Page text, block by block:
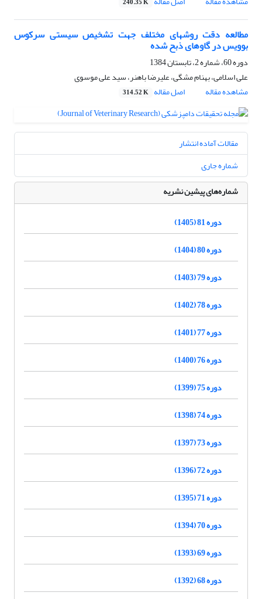
240.35 K
مطالعه دقت روشهای مختلف جهت تشخیص سیستی سرکوس
بوویس در گاوهای ذبح شده
دوره 60، شماره 2، تابستان 1384
علی اسلامی، بهنام مشگی، علیرضا باهنر، سید علی موسوی
مشاهده مقاله
اصل مقاله 314.52 K
مقالات آماده انتشار
شماره جاری
شماره‌های پیشین نشریه
دوره 81 (1405)
دوره 80 (1404)
دوره 79 (1403)
دوره 78 (1402)
دوره 77 (1401)
دوره 76 (1400)
دوره 75 (1399)
دوره 74 (1398)
دوره 73 (1397)
دوره 72 (1396)
دوره 71 (1395)
دوره 70 (1394)
دوره 69 (1393)
دوره 68 (1392)